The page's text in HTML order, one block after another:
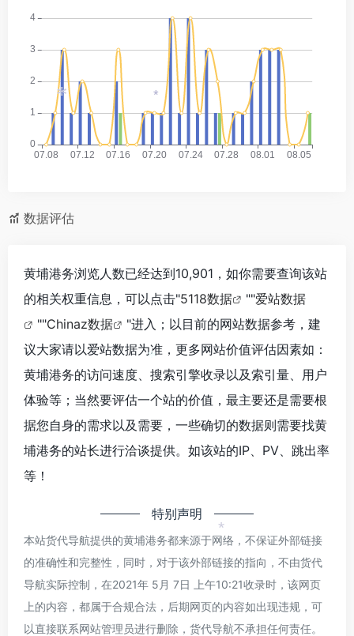
数据评估
黄埔港务浏览人数已经达到10,901，如你需要查询该站
的相关权重信息，可以点击"5118数据 ""爱站数据
""Chinaz数据
"进入；以目前的网站数据参考，建
议大家请以爱站数据为准，更多网站价值评估因素如：
黄埔港务的访问速度、搜索引擎收录以及索引量、用户
体验等；当然要评估一个站的价值，最主要还是需要根
据您自身的需求以及需要，一些确切的数据则需要找黄
埔港务的站长进行洽谈提供。如该站的IP、PV、跳出率
等！
特别声明
本站货代导航提供的黄埔港务都来源于网络，不保证外部链接
的准确性和完整性，同时，对于该外部链接的指向，不由货代
导航实际控制，在2021年 5月 7日 上午10:21收录时，该网页
上的内容，都属于合规合法，后期网页的内容如出现违规，可
以直接联系网站管理员进行删除，货代导航不承担任何责任。
*
*
*